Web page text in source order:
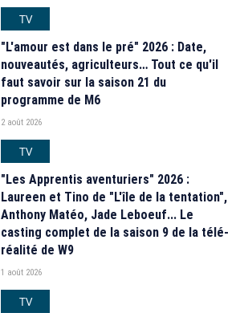
TV
"L'amour est dans le pré" 2026 : Date,
nouveautés, agriculteurs… Tout ce qu'il
faut savoir sur la saison 21 du
programme de M6
2 août 2026
TV
"Les Apprentis aventuriers" 2026 :
Laureen et Tino de "L'île de la tentation",
Anthony Matéo, Jade Leboeuf... Le
casting complet de la saison 9 de la télé-
réalité de W9
1 août 2026
TV